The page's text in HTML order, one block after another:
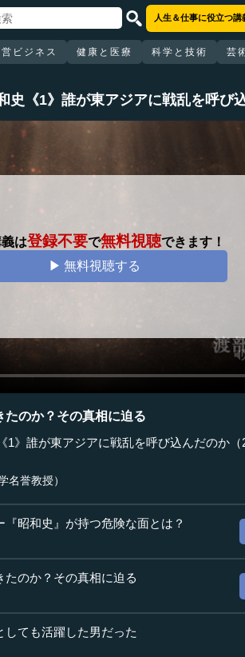
人生＆仕事に役立つ講
ビジネス 健康と医療 科学と技術 芸
史《1》誰が東アジアに戦乱を呼び
は登録不要で無料視聴できます！
▶ 無料視聴する
のか？その真相に迫る
1》誰が東アジアに戦乱を呼び込んだのか
名誉教授）
昭和史』が持つ危険な面とは？
たのか？その真相に迫る
ても活躍した男だった